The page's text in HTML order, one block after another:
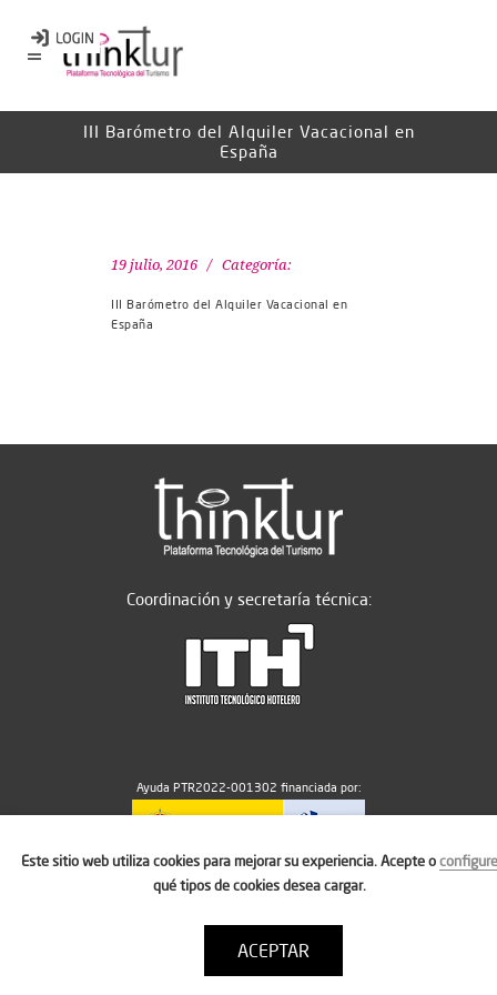
III Barómetro del Alquiler Vacacional en
España
19 julio, 2016 Categoría:
III Barómetro del Alquiler Vacacional en
España
Coordinación y secretaría técnica:
Ayuda PTR2022-001302 financiada por:
MICIU/AEI/10.13039/501100011033
Política de cookies
Condiciones de uso
Este sitio web utiliza cookies para mejorar su experiencia. Acepte oconfigure
qué tipos de cookies desea cargar.
ACEPTAR